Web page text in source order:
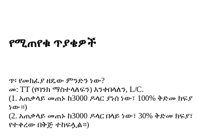
የሚጠየቁ ጥያቄዎች
ጥ፡ የመክፈያ ዘዴው ምንድን ነው?
መ: TT (የባንክ ማስተላለፍን) እንቀበላለን, L/C.
(1. አጠቃላይ መጠኑ ከ3000 ዶላር ያነሰ ነው፣ 100% ቅድመ ክፍያ
ነው።)
(2. አጠቃላይ መጠኑ ከ3000 ዶላር በላይ ነው፣ 30% ቅድመ ክፍያ፣
የተቀረው በቅጅ ተከፍሏል።)